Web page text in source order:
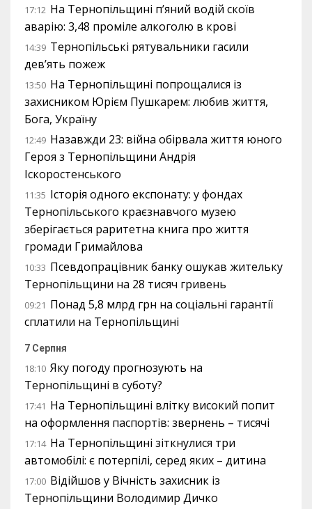
17:12 На Тернопільщині п’яний водій скоїв
аварію: 3,48 проміле алкоголю в крові
14:39 Тернопільські рятувальники гасили
дев’ять пожеж
13:50 На Тернопільщині попрощалися із
захисником Юрієм Пушкарем: любив життя,
Бога, Україну
12:49 Назавжди 23: війна обірвала життя юного
Героя з Тернопільщини Андрія
Іскоростенського
11:35 Історія одного експонату: у фондах
Тернопільського краєзнавчого музею
зберігається раритетна книга про життя
громади Гримайлова
10:33 Псевдопрацівник банку ошукав жительку
Тернопільщини на 28 тисяч гривень
09:21 Понад 5,8 млрд грн на соціальні гарантії
сплатили на Тернопільщині
7 Серпня
18:10 Яку погоду прогнозують на
Тернопільщині в суботу?
17:41 На Тернопільщині влітку високий попит
на оформлення паспортів: звернень – тисячі
17:14 На Тернопільщині зіткнулися три
автомобілі: є потерпілі, серед яких – дитина
17:00 Відійшов у Вічність захисник із
Тернопільщини Володимир Дичко